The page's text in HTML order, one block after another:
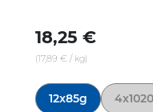
18,25 €
(17,89 € / kg)
12x85g